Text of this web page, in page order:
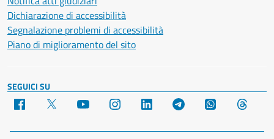
Dichiarazione di accessibilità
Segnalazione problemi di accessibilità
Piano di miglioramento del sito
SEGUICI SU
Facebook YouTube Instagram LinkedIn Telegram WhatsApp